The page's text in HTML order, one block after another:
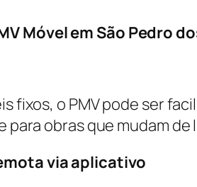
Móvel em São Pedro
fixos, o PMV pode ser
para obras que mudam
via aplicativo